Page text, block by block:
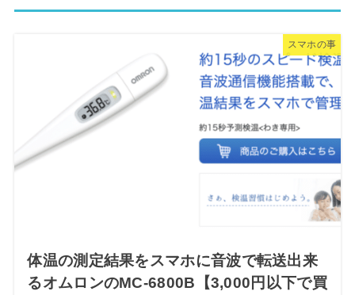
スマホの事
体温の測定結果をスマホに音波で転送出来
るオムロンのMC-6800B【3,000円以下で買